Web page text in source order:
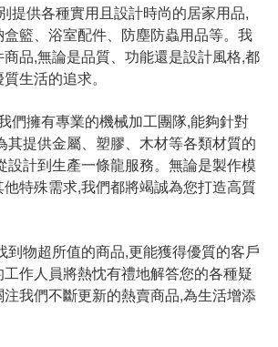
提供各種實用且設計時尚的居家用品,
籃、浴室配件、防塵防蟲用品等。我
品,無論是品質、功能還是設計風格,都
生活的追求。
們擁有專業的機械加工團隊,能夠針對
其提供金屬、塑膠、木材等各類材質的
設計到生產一條龍服務。無論是製作模
特殊需求,我們都將竭誠為您打造高質
到物超所值的商品,更能獲得優質的客戶
作人員將熱忱有禮地解答您的各種疑
我們不斷更新的熱賣商品,為生活增添